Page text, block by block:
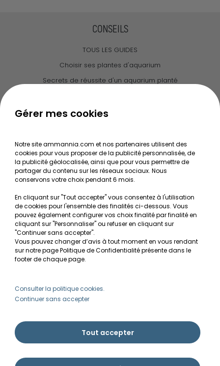
CONSEILS
TOUS LES GUIDES
Choisir ses plantes d'aquarium
Secrets de réussite d'un aquarium planté
Le journal d'Ammannia
Recherche de Notices de produits
Mentions légales
Conditions générales de vente
RGPD
MON COMPTE
Avantages
Créer un compte client
Besoin d'aide ?
Gérer mes cookies
Notre site ammannia.com et nos partenaires utilisent des
cookies pour vous proposer de la publicité personnalisée, de
la publicité géolocalisée, ainsi que pour vous permettre de
partager du contenu sur les réseaux sociaux. Nous
conservons votre choix pendant 6 mois.
En cliquant sur "Tout accepter" vous consentez à l'utilisation
de cookies pour l'ensemble des finalités ci-dessous. Vous
pouvez également configurer vos choix finalité par finalité en
cliquant sur "Personnaliser" ou refuser en cliquant sur
"Continuer sans accepter".
Vous pouvez changer d’avis à tout moment en vous rendant
sur notre page Politique de Confidentialité présente dans le
footer de chaque page.
Consulter la politique cookies.
Continuer sans accepter
Tout accepter